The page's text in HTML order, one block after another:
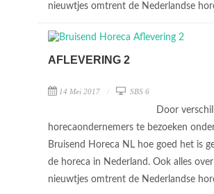
nieuwtjes omtrent de Nederlandse
AFLEVERING 2
14 Mei 2017 SBS 6
Door
horecaondernemers te bezoeken
Bruisend Horeca NL hoe goed het is
de horeca in Nederland. Ook alles
nieuwtjes omtrent de Nederlandse